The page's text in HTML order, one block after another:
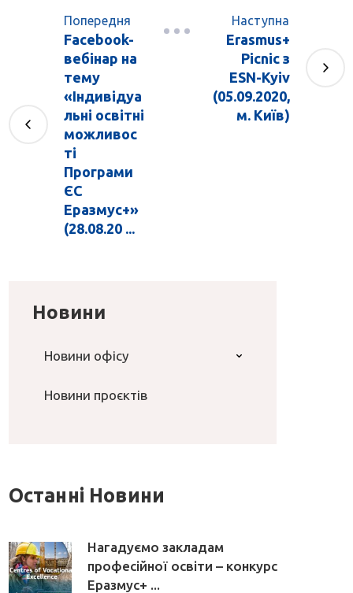
Попередня
Facebook-
вебінар на
тему
«Індивідуа
льні освітні
можливос
ті
Програми
ЄС
Еразмус+»
(28.08.20 ...
Наступна
Erasmus+
Picnic з
ESN-Kyiv
(05.09.2020,
м. Київ)
Новини
Новини офісу
Новини проєктів
Останні Новини
Нагадуємо закладам
професійної освіти – конкурс
Еразмус+ ...